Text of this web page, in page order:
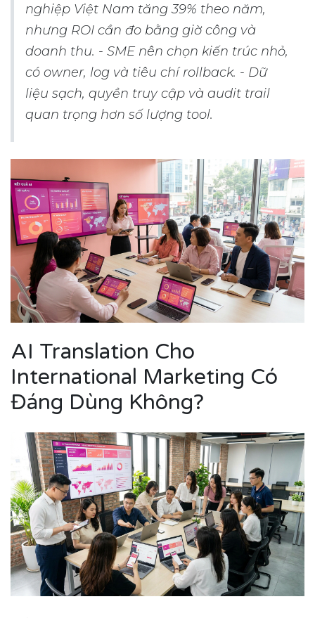
nghiệp Việt Nam tăng 39% theo năm,
nhưng ROI cần đo bằng giờ công và
doanh thu. - SME nên chọn kiến trúc nhỏ,
có owner, log và tiêu chí rollback. - Dữ
liệu sạch, quyền truy cập và audit trail
quan trọng hơn số lượng tool.
AI Translation Cho
International Marketing Có
Đáng Dùng Không?